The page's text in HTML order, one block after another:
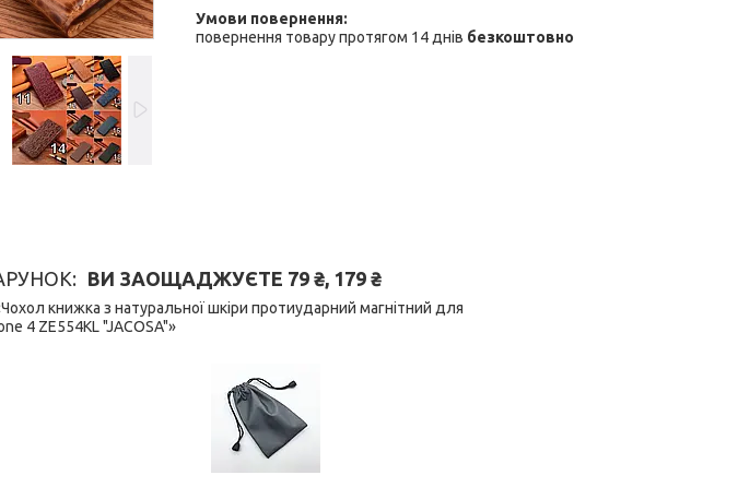
повернення товару протягом 14 днів безкоштовно
ВИ ЗАОЩАДЖУЄТЕ 79 ₴, 179 ₴
книжка з натуральної шкіри протиударний магнітний для
4 ZE554KL "JACOSA"»